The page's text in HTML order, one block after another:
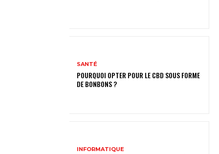
SANTÉ
POURQUOI OPTER POUR LE CBD SOUS FORME
DE BONBONS ?
INFORMATIQUE